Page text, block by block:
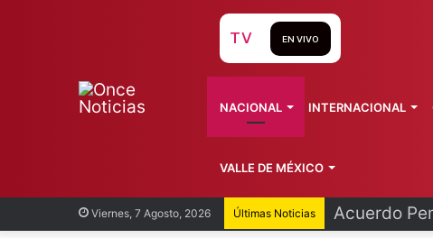
Viernes, 7 Agosto, 2026 Últimas Noticias Acuerdo
TV EN VIVO
NACIONAL INTERNACIONAL
VALLE DE MÉXICO